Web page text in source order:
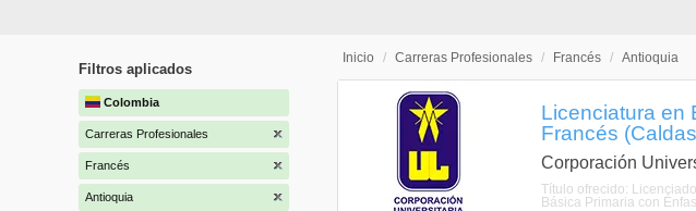
Filtros aplicados
Colombia
Carreras Profesionales
Francés
Antioquia
Inicio / Carreras Profesionales / Francés / Antioquia
Licenciatura en
Francés
Corporación
Título ofrecido:
Básica Primaria con